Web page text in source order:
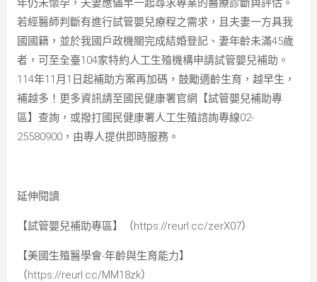
年仍未懷孕，夫妻應儘早一起尋求專業的醫療診斷與評估。
若經醫師判斷有進行試管嬰兒療程之需求，且夫妻一方具我
國國籍，並於我國戶政機關完成結婚登記、妻年齡未滿45歲
者，可至全臺104家特約人工生殖機構申請試管嬰兒補助。
114年11月1日起補助方案再加碼，鼓勵適齡生育，越早生，
補越多！更多資訊請至國民健康署官網【試管嬰兒補助專
區】查詢，或撥打國民健康署人工生殖諮詢專線02-
25580900，由專人提供即時服務。
延伸閱讀:
【試管嬰兒補助專區】（https://reurl.cc/zerX07）
【美國生殖醫學會-年齡與生育能力】
（https://reurl.cc/MM18zk）